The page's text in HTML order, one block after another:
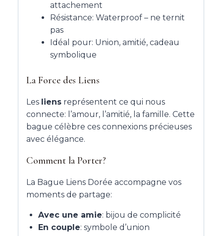
attachement
Résistance: Waterproof – ne ternit
pas
Idéal pour: Union, amitié, cadeau
symbolique
La Force des Liens
Les liens représentent ce qui nous
connecte: l’amour, l’amitié, la famille. Cette
bague célèbre ces connexions précieuses
avec élégance.
Comment la Porter?
La Bague Liens Dorée accompagne vos
moments de partage:
Avec une amie: bijou de complicité
En couple: symbole d’union